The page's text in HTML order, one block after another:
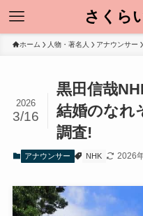
さくら
ホーム 人物・著名人 アナウンサー
黒田信哉
結婚のなれ
調査!
2026
3/16
アナウンサー NHK 2026